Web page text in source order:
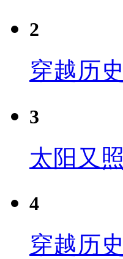
2
穿越历
3
太阳又
4
穿越历